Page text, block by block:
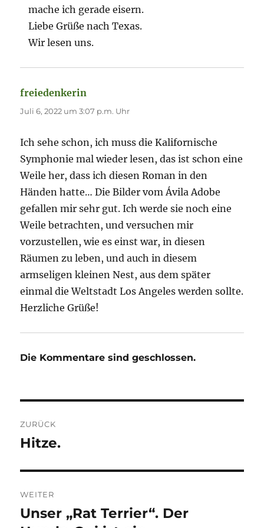
mache ich gerade eisern.
Liebe Grüße nach Texas.
Wir lesen uns.
freiedenkerin
Juli 6, 2022 um 3:07 p.m. Uhr
Ich sehe schon, ich muss die Kalifornische
Symphonie mal wieder lesen, das ist schon eine
Weile her, dass ich diesen Roman in den
Händen hatte… Die Bilder vom Ávila Adobe
gefallen mir sehr gut. Ich werde sie noch eine
Weile betrachten, und versuchen mir
vorzustellen, wie es einst war, in diesen
Räumen zu leben, und auch in diesem
armseligen kleinen Nest, aus dem später
einmal die Weltstadt Los Angeles werden sollte.
Herzliche Grüße!
Die Kommentare sind geschlossen.
ZURÜCK
Vorheriger
Hitze.
WEITER
Nächster
Unser „Rat Terrier“. Der